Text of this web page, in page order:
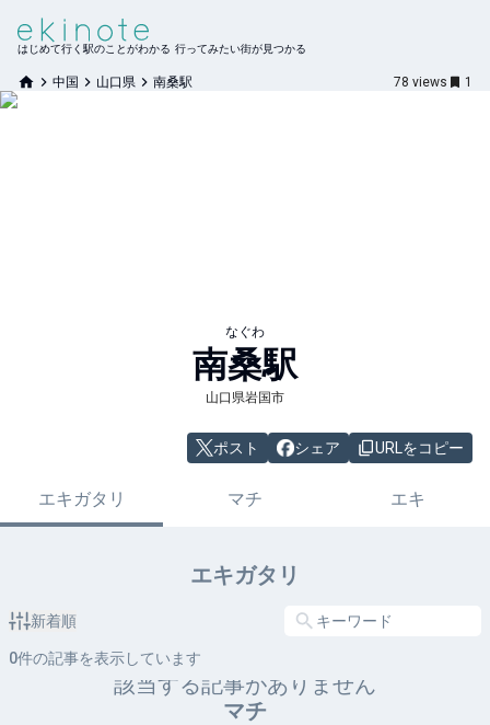
はじめて行く駅のことがわかる 行ってみたい街が見つかる
中国 山口県 南桑駅 78 views 1
なぐわ
南桑駅
山口県岩国市
ポスト シェア URLをコピー
エキガタリ マチ エキ
エキガタリ
新着順
0件の記事を表示しています
該当する記事がありません
マチ